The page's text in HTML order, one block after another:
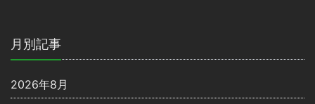
月別記事
2026年8月